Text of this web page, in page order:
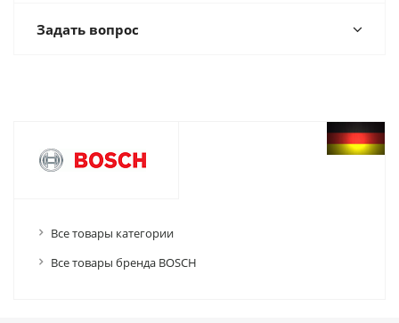
Задать вопрос
Все товары категории
Все товары бренда BOSCH